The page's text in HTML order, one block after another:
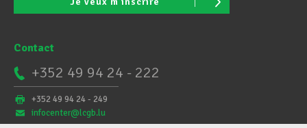
Contact
+352 49 94 24 - 222
+352 49 94 24 - 249
infocenter@lcgb.lu